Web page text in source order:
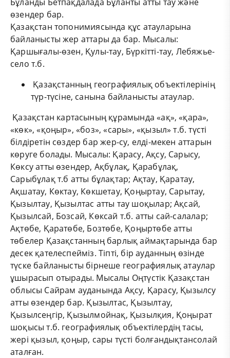
өзендер бар.
Қазақстан топонимиясында құс атауларына
байланысты жер аттары да бар. Мысалы:
Қаршығалы-өзен, Қулы-тау, Бүркітті-тау, Лебяжье-
село т.б.
Қазақстанның географиялық объектілерінің
түр-түсіне, санына байланысты атаулар.
Қазақстан картасының құрамында «ақ», «қара»,
«көк», «қоңыр», «боз», «сары», «қызыл» т.б. түсті
білдіретін сөздер бар жер-су, елді-мекен аттарын
көруге болады. Мысалы: Қарасу, Ақсу, Сарысу,
Көксу атты өзендер, Ақбұлақ, Қарабұлақ,
Сарыбұлақ т.б атты бұлақтар; Ақтау, Қаратау,
Ақшатау, Көктау, Көкшетау, Қоңыртау, Сарытау,
Қызылтау, Қызылтас атты тау шоқылар; Ақсай,
Қызылсай, Бозсай, Көксай т.б. атты сай-салалар;
Ақтөбе, Қаратөбе, Бозтөбе, Қоңыртөбе атты
төбелер Қазақстанның барлық аймақтарында бар
десек қателеспейміз. Тіпті, бір ауданның өзінде
түске байланысты бірнеше географиялық атаулар
ұшырасып отырады. Мысалы Оңтүстік Қазақстан
облысы Сайрам ауданында Ақсу, Қарасу, Қызылсу
атты өзендер бар. Қызылтас, Қызылтау,
Қызылсеңгір, Қызылмойнақ, Қызылқия, Қоңырат
шоқысы т.б. географиялық объектілердің тасы,
жері қызыл, қоңыр, сары түсті болғандықтансолай
аталған.